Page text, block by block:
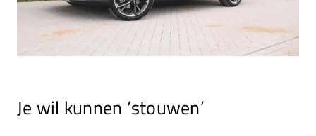
Je wil kunnen ‘stouwen’